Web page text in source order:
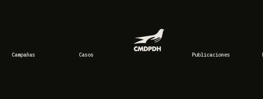
Campañas Casos Publicaciones